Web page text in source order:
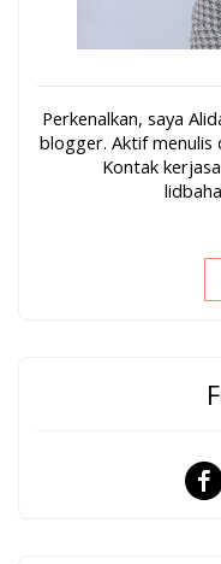
Perkenalkan, saya
blogger. Aktif menulis
Kontak